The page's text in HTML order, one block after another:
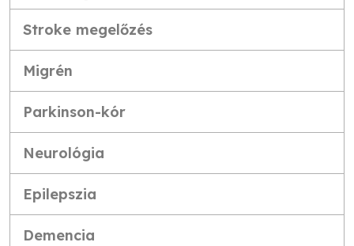
Stroke megelőzés
Migrén
Parkinson-kór
Neurológia
Epilepszia
Demencia